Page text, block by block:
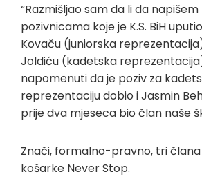
“Razmišljao sam da li da
pozivnicama koje je K.S. BiH
Kovaču (juniorska
Joldiću (kadetska
napomenuti da je poziv za
reprezentaciju dobio i Jasmin
prije dva mjeseca bio član naše
Znači, formalno-pravno, tri
košarke Never Stop.